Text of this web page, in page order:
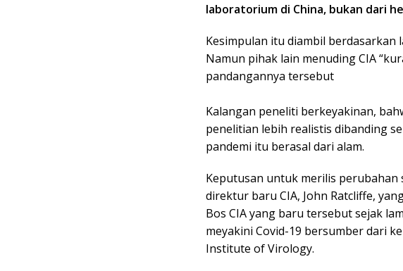
laboratorium di China, bukan dari
Kesimpulan itu diambil berdasarkan
Namun pihak lain menuding CIA
pandangannya tersebut
Kalangan peneliti berkeyakinan,
penelitian lebih realistis dibanding
pandemi itu berasal dari alam.
Keputusan untuk merilis perubahan
direktur baru CIA, John Ratcliffe,
Bos CIA yang baru tersebut sejak
meyakini Covid-19 bersumber dari
Institute of Virology.